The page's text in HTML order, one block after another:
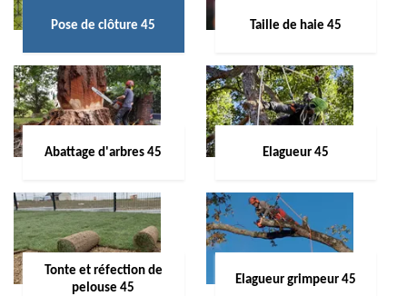
Pose de clôture 45 Taille de haie 45
Abattage d'arbres 45 Elagueur 45
Tonte et réfection de
pelouse 45
Elagueur grimpeur 45